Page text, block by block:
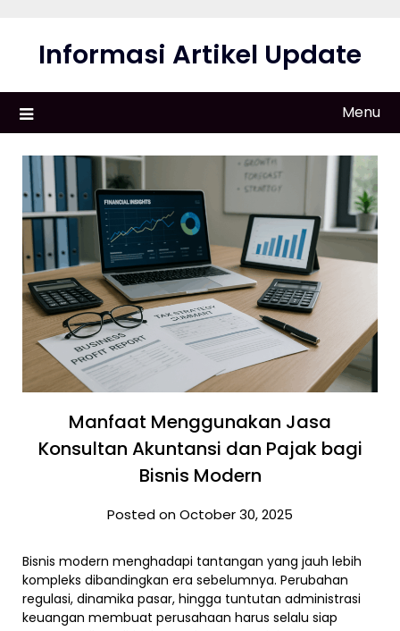
contentInformasi Artikel Update
Menu
Manfaat Menggunakan Jasa
Konsultan Akuntansi dan Pajak bagi
Bisnis Modern
Posted on October 30, 2025
Bisnis modern menghadapi tantangan yang jauh lebih
kompleks dibandingkan era sebelumnya. Perubahan
regulasi, dinamika pasar, hingga tuntutan administrasi
keuangan membuat perusahaan harus selalu siap